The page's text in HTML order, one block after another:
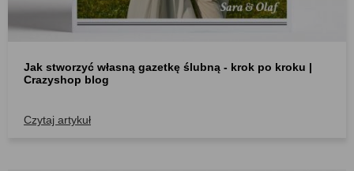
Jak stworzyć własną gazetkę ślubną - krok po kroku |
Crazyshop blog
Czytaj artykuł